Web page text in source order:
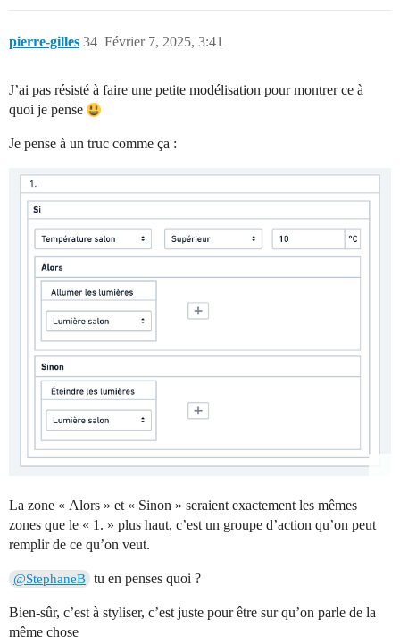
pierre-gilles Février 7, 2025, 3:41
34
J’ai pas résisté à faire une petite modélisation pour montrer ce à
quoi je pense
Je pense à un truc comme ça :
La zone « Alors » et « Sinon » seraient exactement les mêmes
zones que le « 1. » plus haut, c’est un groupe d’action qu’on peut
remplir de ce qu’on veut.
@StephaneB tu en penses quoi ?
Bien-sûr, c’est à styliser, c’est juste pour être sur qu’on parle de la
même chose